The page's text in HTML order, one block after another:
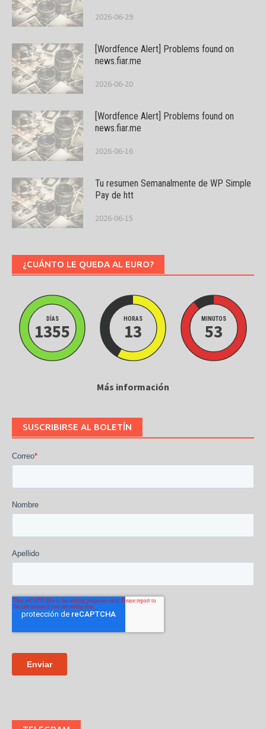
2026-06-29
[Wordfence Alert] Problems found on
news.fiar.me
2026-06-20
[Wordfence Alert] Problems found on
news.fiar.me
2026-06-16
Tu resumen Semanalmente de WP Simple
Pay de htt
2026-06-15
¿CUÁNTO LE QUEDA AL EURO?
DÍAS
1355
HORAS
13
MINUTOS
53
Más información
SUSCRIBIRSE AL BOLETÍN